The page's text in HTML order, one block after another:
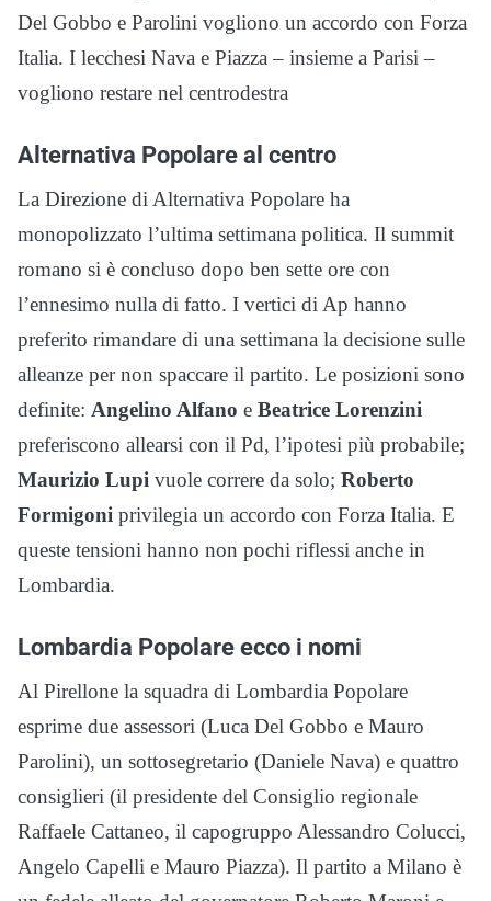
Del Gobbo e Parolini vogliono un accordo con Forza
Italia. I lecchesi Nava e Piazza – insieme a Parisi –
vogliono restare nel centrodestra
Alternativa Popolare al centro
La Direzione di Alternativa Popolare ha
monopolizzato l’ultima settimana politica. Il summit
romano si è concluso dopo ben sette ore con
l’ennesimo nulla di fatto. I vertici di Ap hanno
preferito rimandare di una settimana la decisione sulle
alleanze per non spaccare il partito. Le posizioni sono
definite: Angelino Alfano e Beatrice Lorenzini
preferiscono allearsi con il Pd, l’ipotesi più probabile;
Maurizio Lupi vuole correre da solo; Roberto
Formigoni privilegia un accordo con Forza Italia. E
queste tensioni hanno non pochi riflessi anche in
Lombardia.
Lombardia Popolare ecco i nomi
Al Pirellone la squadra di Lombardia Popolare
esprime due assessori (Luca Del Gobbo e Mauro
Parolini), un sottosegretario (Daniele Nava) e quattro
consiglieri (il presidente del Consiglio regionale
Raffaele Cattaneo, il capogruppo Alessandro Colucci,
Angelo Capelli e Mauro Piazza). Il partito a Milano è